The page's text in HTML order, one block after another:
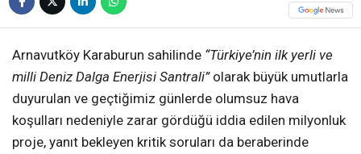
Arnavutköy Karaburun sahilinde “Türkiye’nin ilk yerli ve
milli Deniz Dalga Enerjisi Santrali”olarak büyük umutlarla
duyurulan ve geçtiğimiz günlerde olumsuz hava
koşulları nedeniyle zarar gördüğü iddia edilen milyonluk
proje, yanıt bekleyen kritik soruları da beraberinde